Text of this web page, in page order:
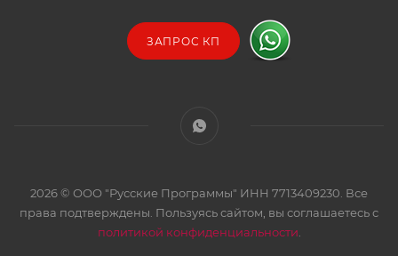
ЗАПРОС КП
2026 © ООО "Русские Программы" ИНН 7713409230. Все
права подтверждены. Пользуясь сайтом, вы соглашаетесь с
политикой конфиденциальности